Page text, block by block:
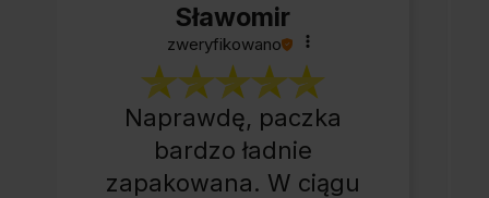
Sławomir
zweryfikowano
Naprawdę, paczka
bardzo ładnie
zapakowana. W ciągu